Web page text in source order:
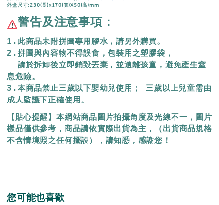
外盒尺寸:230(長)x170(寬)X50(高)mm
警告及注意事項：
1.此商品未附拼圖專用膠水，請另外購買。
2.拼圖與內容物不得誤食，包裝用之塑膠袋，
息危險。
3.本商品禁止三歲以下嬰幼兒使用； 三歲以上兒童需由
成人監護下正確使用。
【貼心提醒】本網站商品圖片拍攝角度及光線不一，圖片
樣品僅供參考，商品請依實際出貨為主，（出貨商品規格
不含情境照之任何擺設），請知悉，感謝您！
您可能也喜歡